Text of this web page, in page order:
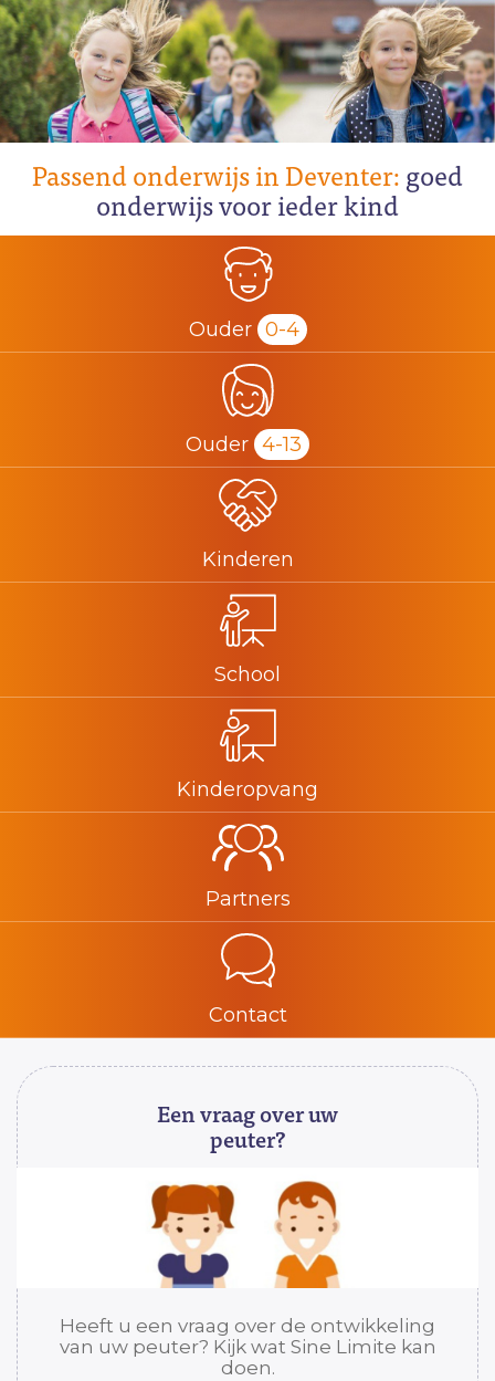
Passend onderwijs in Deventer:goed
onderwijs voor ieder kind
Ouder 0-4
Ouder 4-13
Kinderen
School
Kinderopvang
Partners
Contact
Een vraag over uw
peuter?
Heeft u een vraag over de ontwikkeling
van uw peuter? Kijk wat Sine Limite kan
doen.